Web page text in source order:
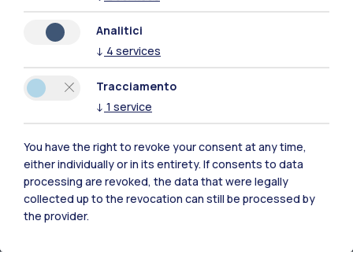
IT EN
Sedi
Analitici
↓ 4 services
Tracciamento
↓ 1 service
You have the right to revoke your consent at any time,
either individually or in its entirety. If consents to data
processing are revoked, the data that were legally
collected up to the revocation can still be processed by
the provider.